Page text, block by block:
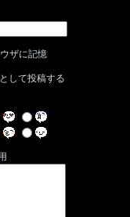
ザに記憶
して投稿する